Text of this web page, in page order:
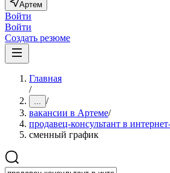
Артем
Войти
Войти
Создать резюме
Главная
/
... /
вакансии в Артеме/
продавец-консультант в
сменный график